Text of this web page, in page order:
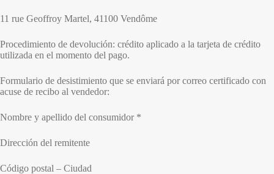
11 rue Geoffroy Martel, 41100 Vendôme
Procedimiento de devolución: crédito aplicado a la tarjeta de crédito
utilizada en el momento del pago.
Formulario de desistimiento que se enviará por correo certificado con
acuse de recibo al vendedor:
Nombre y apellido del consumidor *
Dirección del remitente
Código postal – Ciudad